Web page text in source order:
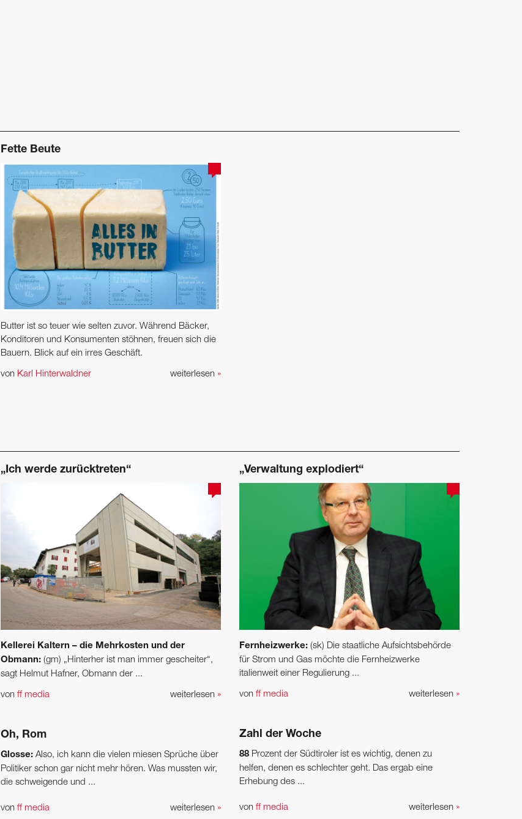
Fette Beute
Butter ist so teuer wie selten zuvor. Während Bäcker,
Konditoren und Konsumenten stöhnen, freuen sich die
Bauern. Blick auf ein irres Geschäft.
weiterlesen »
von Karl Hinterwaldner
„Ich werde zurücktreten“
Kellerei Kaltern – die Mehrkosten und der
Obmann: (gm) „Hinterher ist man immer gescheiter“,
sagt Helmut Hafner, Obmann der ...
weiterlesen »
von ff media
Oh, Rom
Glosse: Also, ich kann die vielen miesen Sprüche über
Politiker schon gar nicht mehr hören. Was mussten wir,
die schweigende und ...
weiterlesen »
von ff media
„Verwaltung explodiert“
Fernheizwerke: (sk) Die staatliche Aufsichtsbehörde
für Strom und Gas möchte die Fernheizwerke
italienweit einer Regulierung ...
weiterlesen »
von ff media
Zahl der Woche
88 Prozent der Südtiroler ist es wichtig, denen zu
helfen, denen es schlechter geht. Das ergab eine
Erhebung des ...
weiterlesen »
von ff media